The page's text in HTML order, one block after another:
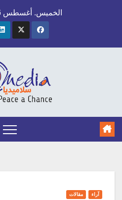
الخميس. أغسطس 6th, 2026
آراء مقالات